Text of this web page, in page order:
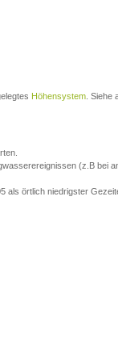
Höhensystem .
(z.B bei
als örtlich niedrigster